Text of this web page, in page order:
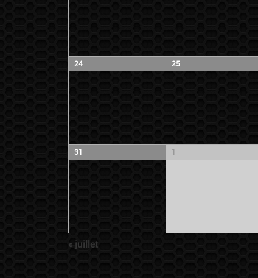
24 25
31 1
« juillet